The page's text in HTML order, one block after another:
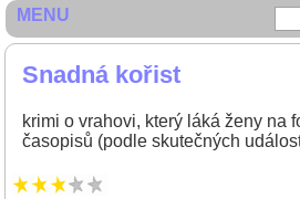
Snadná kořist
krimi o vrahovi, který láká ženy na
časopisů (podle skutečných
MENU